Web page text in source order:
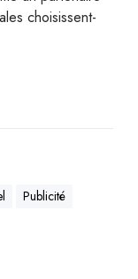
choisissent-
Publicité